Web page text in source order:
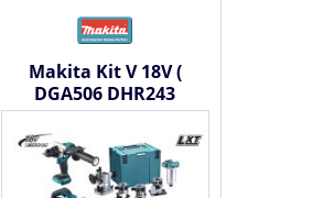
Makita Kit V 18V (
DGA506 DHR243
DHS680 DHP486 DTD153
DTM51...